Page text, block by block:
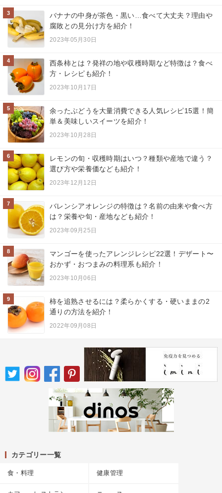
3
バナナの中身が茶色・黒い…食べて大丈夫？理由や
腐敗との見分け方を紹介！
2023年05月30日
4
西条柿とは？発祥の地や収穫時期など特徴は？食べ
方・レシピも紹介！
2023年10月17日
5
余ったぶどうを大量消費できる人気レシピ15選！簡
単＆美味しいスイーツを紹介！
2023年10月28日
6
レモンの旬・収穫時期はいつ？種類や産地で違う？
選び方や栄養価なども紹介！
2023年12月12日
7
バレンシアオレンジの特徴は？名前の由来や食べ方
は？栄養や旬・産地なども紹介！
2023年09月25日
8
マンゴーを使ったアレンジレシピ22選！デザート〜
おかず・おつまみの料理系も紹介！
2023年10月06日
9
柿を追熟させるには？柔らかくする・硬いままの2
通りの方法を紹介！
2022年09月08日
カテゴリー一覧
食・料理 健康管理